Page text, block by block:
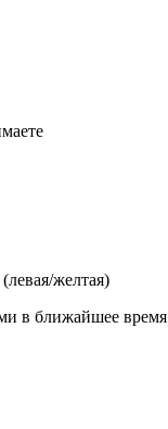
желтая)
в ближайшее время